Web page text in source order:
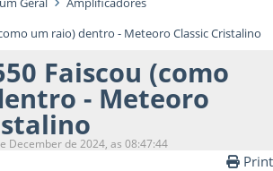
um raio) dentro - Meteoro Classic Cristalino
Faiscou (como
- Meteoro
December de 2024, as 08:47:44
Print